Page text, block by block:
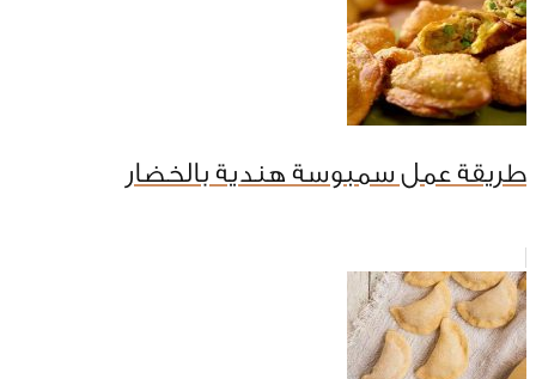
طريقة عمل سمبوسة هندية بالخضار